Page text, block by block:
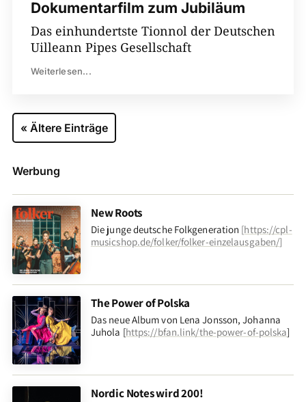
Dokumentarfilm zum Jubiläum
Das einhundertste Tionnol der Deutschen
Uilleann Pipes Gesellschaft
Weiterlesen...
« Ältere Einträge
Werbung
New Roots
Die junge deutsche Folkgeneration [https://cpl-
musicshop.de/folker/folker-einzelausgaben/]
The Power of Polska
Das neue Album von Lena Jonsson, Johanna
Juhola [https://bfan.link/the-power-of-polska]
Nordic Notes wird 200!